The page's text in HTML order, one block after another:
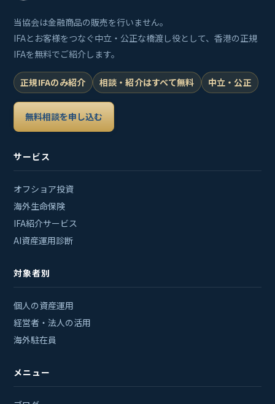
当協会は金融商品の販売を行いません。
IFAとお客様をつなぐ中立・公正な橋渡し役として、香港の正規
IFAを無料でご紹介します。
正規IFAのみ紹介 相談・紹介はすべて無料 中立・公正
無料相談を申し込む
サービス
オフショア投資
海外生命保険
IFA紹介サービス
AI資産運用診断
対象者別
個人の資産運用
経営者・法人の活用
海外駐在員
メニュー